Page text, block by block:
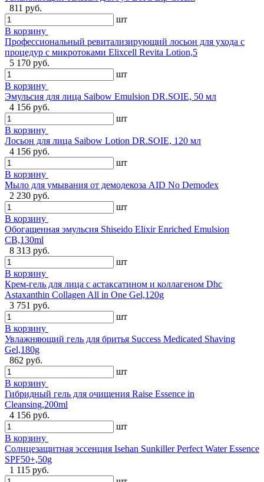
811 руб.
шт
В корзину
Профессиональный ревитализирующий лосьон для ухода с
процедур с микротоками Elixcell Revita Lotion,5
5 170 руб.
шт
В корзину
Эмульсия для лица Saibow Emulsion DR.SOIE, 50 мл
4 156 руб.
шт
В корзину
Лосьон для лица Saibow Lotion DR.SOIE, 120 мл
4 156 руб.
шт
В корзину
Мыло для умывания от демодекоза AID No Demodex
2 230 руб.
шт
В корзину
Обогащенная эмульсия Shiseido Elixir Enriched Emulsion
CB,130ml
8 313 руб.
шт
В корзину
Крем-гель для лица с астаксатином и коллагеном Dhc
Astaxanthin Collagen All in One Gel,120g
3 751 руб.
шт
В корзину
Увлажняющий гель для бритья Success Medicated Shaving
Gel,180g
862 руб.
шт
В корзину
Гибридный гель для очищения Raise Essence in
Cleansing,200ml
4 156 руб.
шт
В корзину
Солнцезащитная эссенция Isehan Sunkiller Perfect Water Essence
SPF50+,50g
1 115 руб.